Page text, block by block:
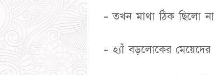
- তখন মাথা ঠিক ছিলো
- হ্যাঁ বড়লোকের